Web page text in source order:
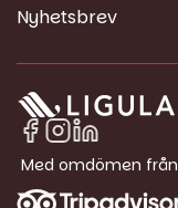
Nyhetsbrev
Med omdömen från